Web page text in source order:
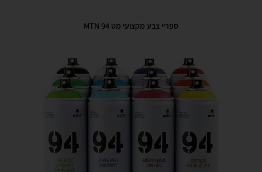
ספריי צבע מקצועי מט MTN 94